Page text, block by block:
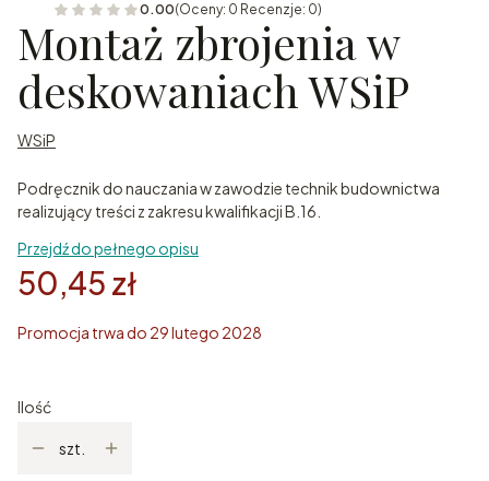
0.00(Oceny: 0 Recenzje: 0)
Montaż zbrojenia w
deskowaniach WSiP
WSiP
Podręcznik do nauczania w zawodzie technik budownictwa
realizujący treści z zakresu kwalifikacji B.16.
Przejdź do pełnego opisu
50,45 zł
Promocja trwa do 29 lutego 2028
Ilość
szt.